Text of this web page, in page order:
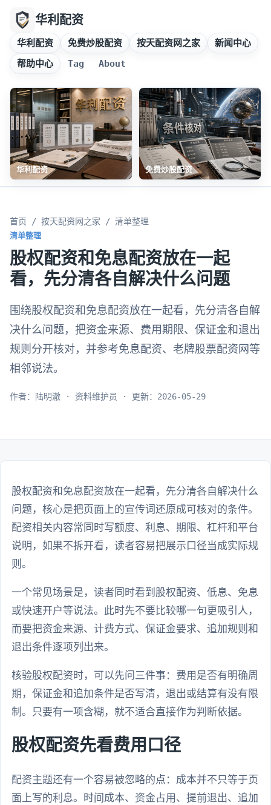
华利配资
华利配资 免费炒股配资 按天配资网之家
新闻中心
帮助中心
Tag About
华利配资 免费炒股配资
首页 / 按天配资网之家 / 清单整理
清单整理
股权配资和免息配资放在一起
看，先分清各自解决什么问题
围绕股权配资和免息配资放在一起看，先分清各自解
决什么问题，把资金来源、费用期限、保证金和退出
规则分开核对，并参考免息配资、老牌股票配资网等
相邻说法。
作者：陆明澈 · 资料维护员 · 更新：2026-05-29
股权配资和免息配资放在一起看，先分清各自解决什么
问题，核心是把页面上的宣传词还原成可核对的条件。
配资相关内容常同时写额度、利息、期限、杠杆和平台
说明，如果不拆开看，读者容易把展示口径当成实际规
则。
一个常见场景是，读者同时看到股权配资、低息、免息
或快速开户等说法。此时先不要比较哪一句更吸引人，
而要把资金来源、计费方式、保证金要求、追加规则和
退出条件逐项列出来。
核验股权配资时，可以先问三件事：费用是否有明确周
期，保证金和追加条件是否写清，退出或结算有没有限
制。只要有一项含糊，就不适合直接作为判断依据。
股权配资先看费用口径
配资主题还有一个容易被忽略的点：成本并不只等于页
面上写的利息。时间成本、资金占用、提前退出、追加